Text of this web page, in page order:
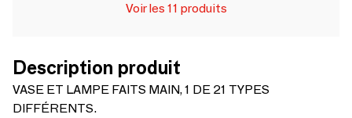
Voir les 11 produits
Description produit
VASE ET LAMPE FAITS MAIN, 1 DE 21 TYPES
DIFFÉRENTS.